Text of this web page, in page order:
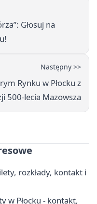
Głosuj na
Następny >>
Rynku w Płocku z
500-lecia Mazowsza
rozkłady, kontakt i
w Płocku - kontakt,